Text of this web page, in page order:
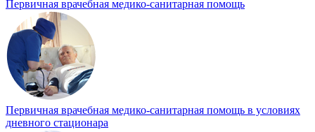
Первичная врачебная медико-санитарная помощь
Первичная врачебная медико-санитарная помощь в условиях
дневного стационара